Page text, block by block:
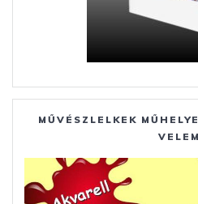
MŰVÉSZLELKEK